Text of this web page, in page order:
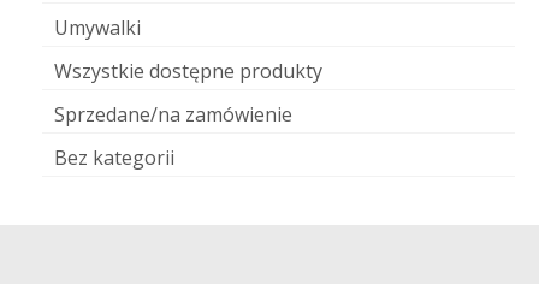
Umywalki
Wszystkie dostępne produkty
Sprzedane/na zamówienie
Bez kategorii